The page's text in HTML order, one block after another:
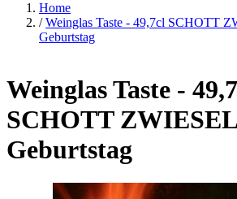
Home
/ Weinglas Taste - 49,7cl SCHOTT
Geburtstag
Weinglas Taste -
SCHOTT
Geburtstag